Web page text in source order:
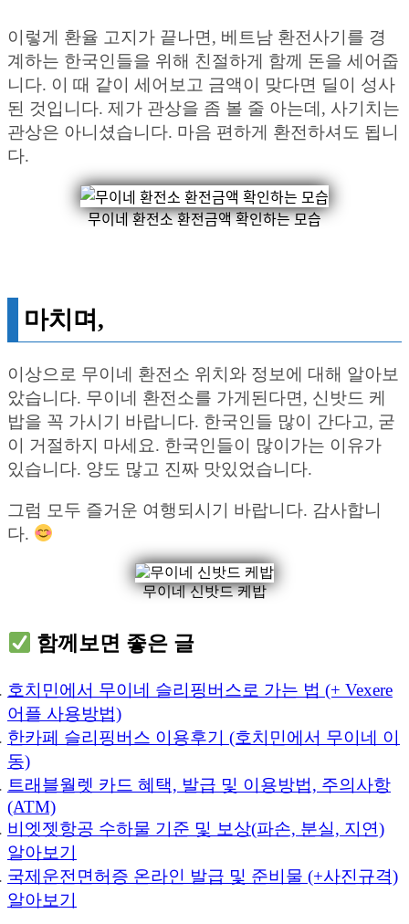
이렇게 환율 고지가 끝나면, 베트남 환전사기를 경
계하는 한국인들을 위해 친절하게 함께 돈을 세어줍
니다. 이 때 같이 세어보고 금액이 맞다면 딜이 성사
된 것입니다. 제가 관상을 좀 볼 줄 아는데, 사기치는
관상은 아니셨습니다. 마음 편하게 환전하셔도 됩니
다.
무이네 환전소 환전금액 확인하는 모습
마치며,
이상으로 무이네 환전소 위치와 정보에 대해 알아보
았습니다. 무이네 환전소를 가게된다면, 신밧드 케
밥을 꼭 가시기 바랍니다. 한국인들 많이 간다고, 굳
이 거절하지 마세요. 한국인들이 많이가는 이유가
있습니다. 양도 많고 진짜 맛있었습니다.
그럼 모두 즐거운 여행되시기 바랍니다. 감사합니
다.
무이네 신밧드 케밥
함께보면 좋은 글
호치민에서 무이네 슬리핑버스로 가는 법 (+ Vexere
어플 사용방법)
한카페 슬리핑버스 이용후기 (호치민에서 무이네 이
동)
트래블월렛 카드 혜택, 발급 및 이용방법, 주의사항
(ATM)
비엣젯항공 수하물 기준 및 보상(파손, 분실, 지연)
알아보기
국제운전면허증 온라인 발급 및 준비물 (+사진규격)
알아보기